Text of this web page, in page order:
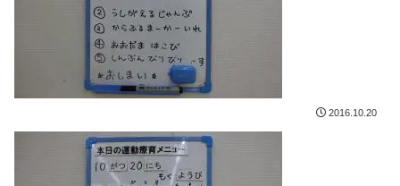
2016.10.20